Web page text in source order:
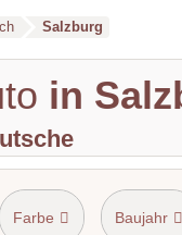
Salzburg
in
Farbe Baujahr